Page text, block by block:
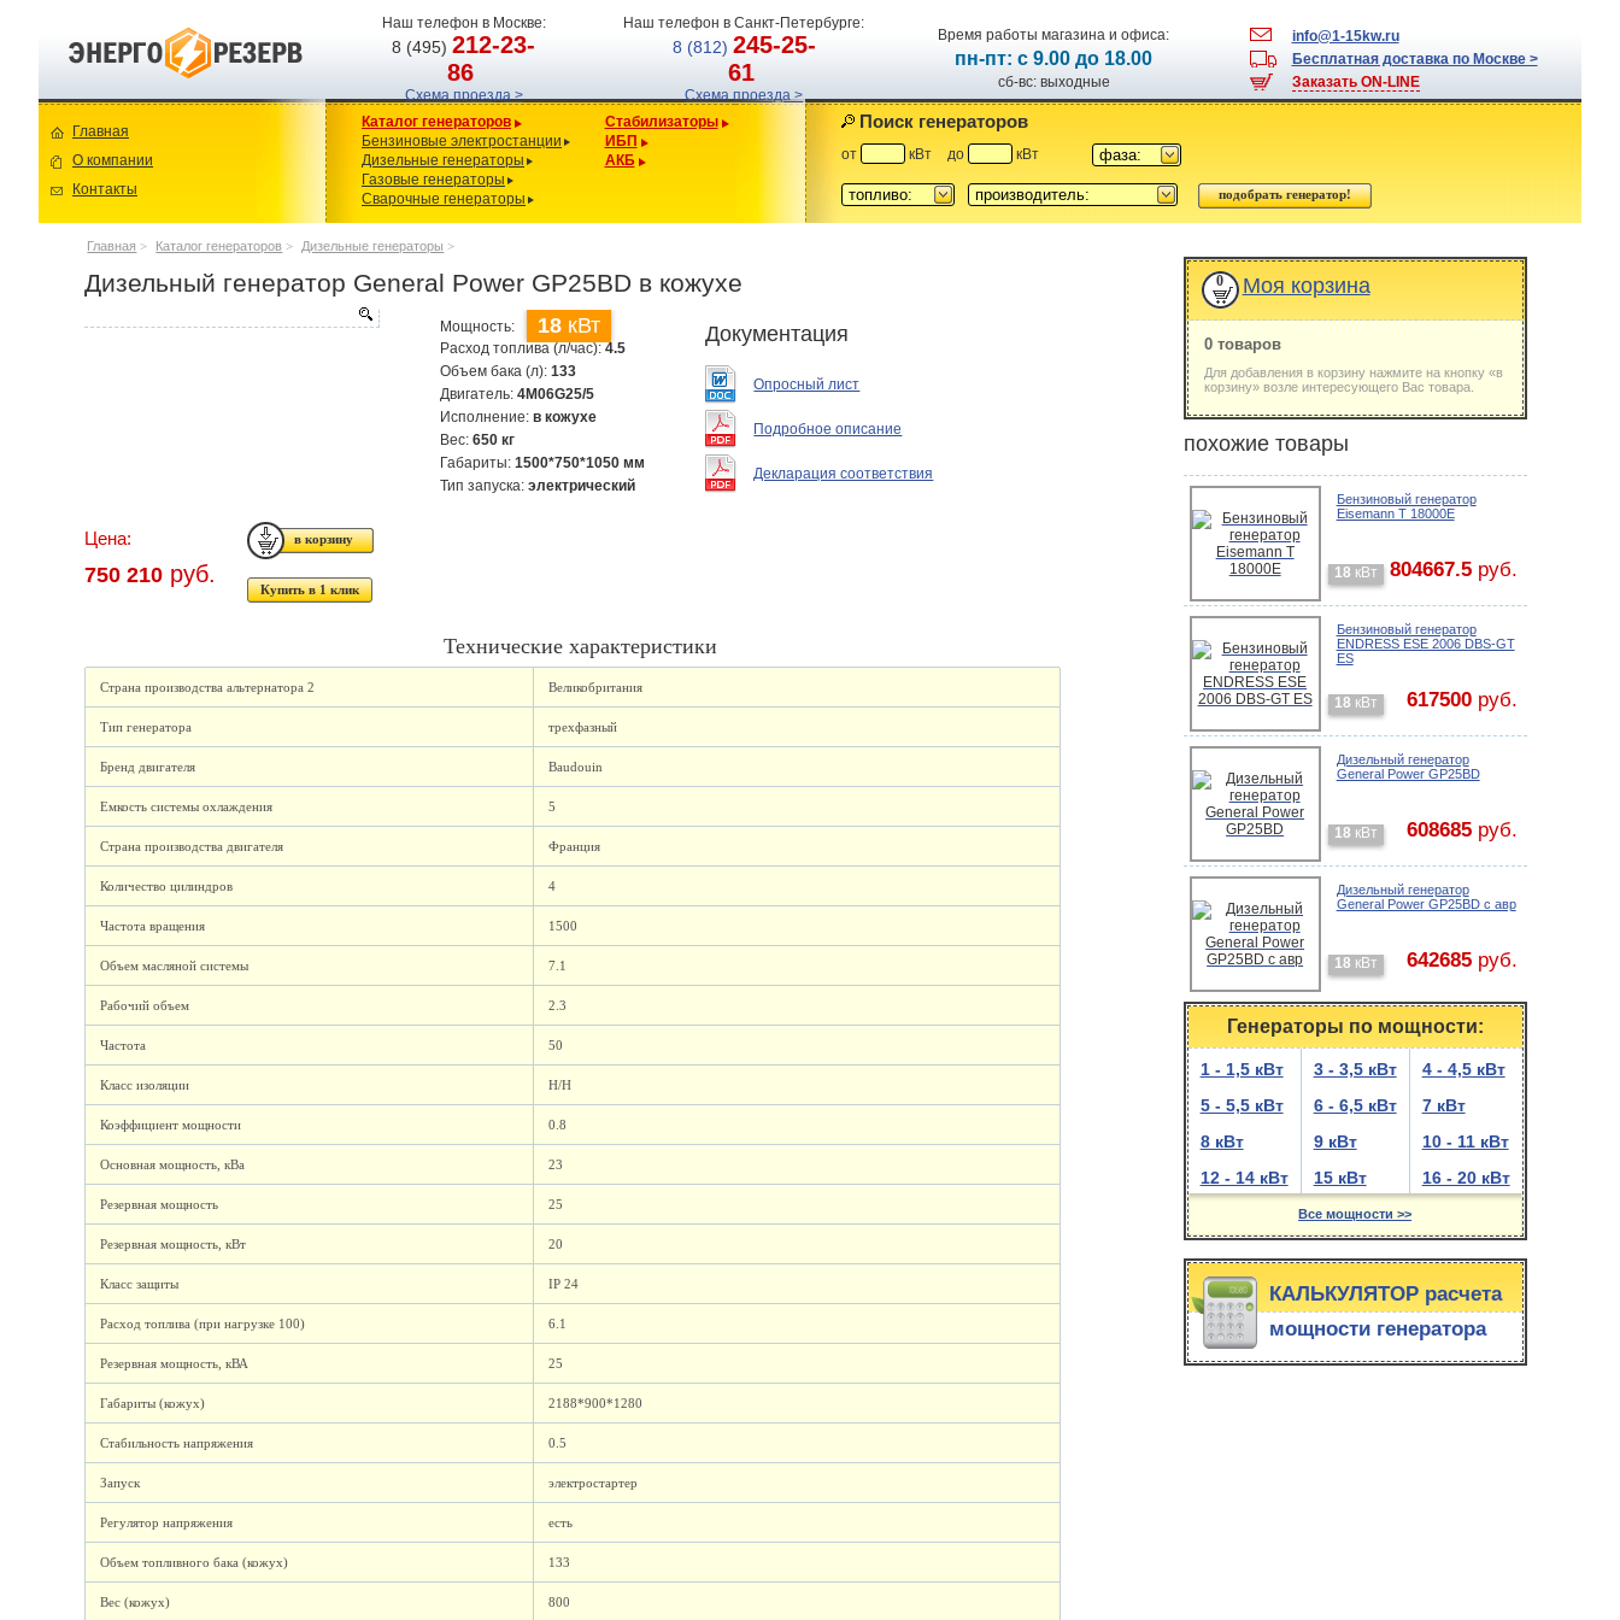
Наш телефон в Москве:
8 (495)212-23-
86
Схема проезда >
Наш телефон в Санкт-Петербурге:
8 (812) 245-25-
61
Схема проезда >
Время работы магазина и офиса:
пн-пт: с 9.00 до 18.00
сб-вс: выходные
info@1-15kw.ru
Бесплатная доставка по Москве >
Заказать ON-LINE
Главная
О компании
Контакты
Каталог генераторов
Бензиновые электростанции
Дизельные генераторы
Газовые генераторы
Сварочные генераторы
Стабилизаторы
ИБП
АКБ
Поиск генераторов
от кВт до кВт фаза:
топливо: производитель:
Главная > Каталог генераторов > Дизельные генераторы >
Дизельный генератор General Power GP25BD в кожухе
Мощность: 18 кВт
Расход топлива (л/час):4.5
Объем бака (л):133
Двигатель:4M06G25/5
Исполнение:в кожухе
Вес:650 кг
Габариты:1500*750*1050 мм
Тип запуска:электрический
Документация
Опросный лист
Подробное описание
Декларация соответствия
Цена:
750 210 руб.
Купить в 1 клик
Технические характеристики
Страна производства альтернатора 2 Великобритания
Тип генератора трехфазный
Бренд двигателя Baudouin
Емкость системы охлаждения 5
Страна производства двигателя Франция
Количество цилиндров 4
Частота вращения 1500
Объем масляной системы 7.1
Рабочий объем 2.3
Частота 50
Класс изоляции H/H
Коэффициент мощности 0.8
Основная мощность, кВа 23
Резервная мощность 25
Резервная мощность, кВт 20
Класс защиты IP 24
Расход топлива (при нагрузке 100) 6.1
Резервная мощность, кВА 25
Габариты (кожух) 2188*900*1280
Стабильность напряжения 0.5
Запуск электростартер
Регулятор напряжения есть
Объем топливного бака (кожух) 133
Вес (кожух) 800
0 Моя корзина
0 товаров
Для добавления в корзину нажмите на кнопку «в
корзину» возле интересующего Вас товара.
похожие товары
Бензиновый генератор
Eisemann T 18000E
18 кВт 804667.5руб.
Бензиновый генератор
ENDRESS ESE 2006 DBS-GT
ES
18 кВт 617500руб.
Дизельный генератор
General Power GP25BD
18 кВт 608685руб.
Дизельный генератор
General Power GP25BD с авр
18 кВт 642685руб.
Генераторы по мощности:
1 - 1,5 кВт 3 - 3,5 кВт
4 - 4,5 кВт
5 - 5,5 кВт
6 - 6,5 кВт
7 кВт
8 кВт
9 кВт
10 - 11 кВт
12 - 14 кВт
15 кВт 16 - 20 кВт
Все мощности >>
КАЛЬКУЛЯТОР расчета
мощности генератора